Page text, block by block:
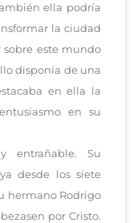
ella podría
la ciudad
este mundo
disponía de una
en ella la
en su
entrañable. Su
desde los siete
hermano Rodrigo
por Cristo.